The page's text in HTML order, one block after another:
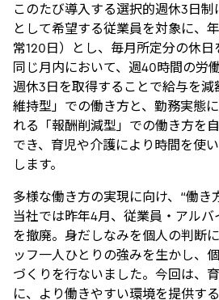
このたび導入する選択的週休3日
として希望する従業員を対象に、
常120日）とし、毎月所定分の休日
同じ月内において、週40時間の労
週休3日を取得することで給与を
維持型」での働き方と、勤務実態
れる「報酬削減型」での働き方を
でき、育児や介護により時間を使
します。
多様な働き方の実現に向け、“働き
当社では昨年4月、従業員・アル
を撤廃。身だしなみを個人の判断
ッフ一人ひとりの強みを生かし、
づくりを行ないました。今回は、
に、より働きやすい環境を提供す